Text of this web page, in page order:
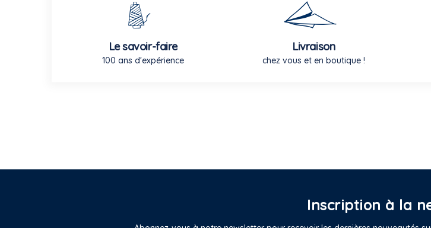
Le savoir-faire
100 ans d'expérience
Livraison
chez vous et en boutique !
Inscription à la